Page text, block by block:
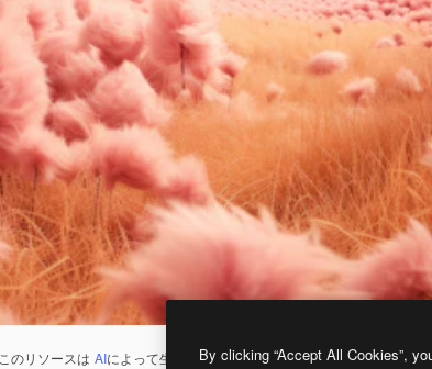
このリソースは AIによって生成されたものです。 AI画像生成ツールを使
By clicking “Accept All Cookies”,